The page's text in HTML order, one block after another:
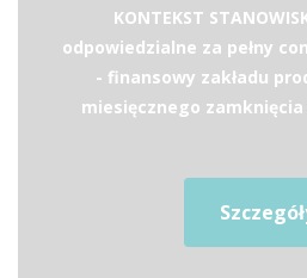
KONTEKST
odpowiedzialne za pełny
- finansowy zakładu
miesięcznego